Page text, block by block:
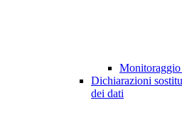
Dichiarazioni
dei dati